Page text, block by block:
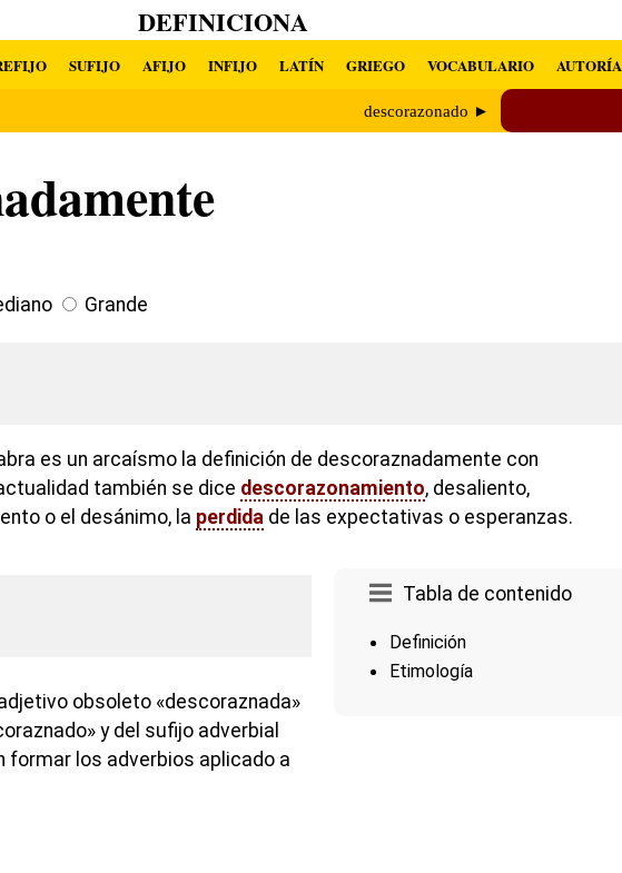
DEFINICIONA
SUFIJO AFIJO INFIJO LATÍN GRIEGO VOCABULARIO AUTORÍA
descorazonado ►
Grande
es un arcaísmo la definición de descoraznadamente con
también se dice descorazonamiento, desaliento,
o el desánimo, la perdida de las expectativas o esperanzas.
Tabla de contenido
Definición
Etimología
obsoleto «descoraznada»
y del sufijo adverbial
formar los adverbios aplicado a